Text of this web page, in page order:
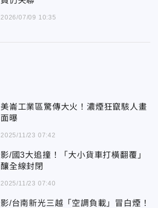
2026/07/09 10:35
美崙工業區驚傳大火！濃煙狂竄駭人畫
面曝
2025/11/23 07:42
影/國3大追撞！「大小貨車打橫翻覆」
釀全線封閉
2025/11/23 07:40
影/台南新光三越「空調負載」冒白煙！